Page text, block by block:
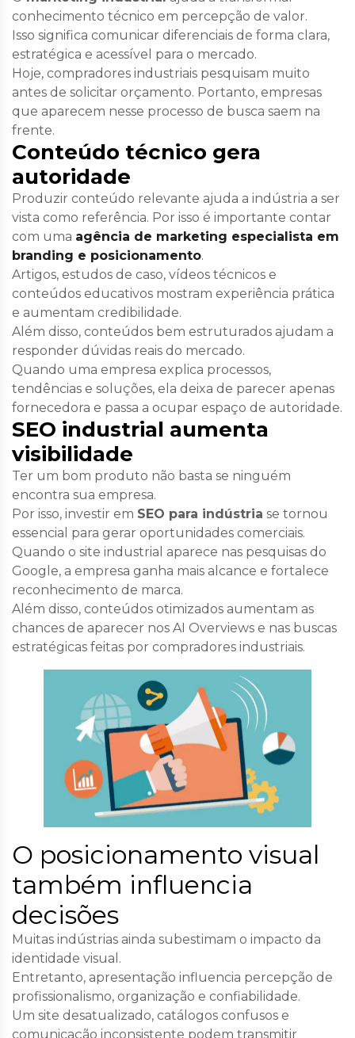
conhecimento técnico em percepção de valor.
Isso significa comunicar diferenciais de forma clara,
estratégica e acessível para o mercado.
Hoje, compradores industriais pesquisam muito
antes de solicitar orçamento. Portanto, empresas
que aparecem nesse processo de busca saem na
frente.
Conteúdo técnico gera
autoridade
Produzir conteúdo relevante ajuda a indústria a ser
vista como referência. Por isso é importante contar
com uma agência de marketing especialista em
branding e posicionamento.
Artigos, estudos de caso, vídeos técnicos e
conteúdos educativos mostram experiência prática
e aumentam credibilidade.
Além disso, conteúdos bem estruturados ajudam a
responder dúvidas reais do mercado.
Quando uma empresa explica processos,
tendências e soluções, ela deixa de parecer apenas
fornecedora e passa a ocupar espaço de autoridade.
SEO industrial aumenta
visibilidade
Ter um bom produto não basta se ninguém
encontra sua empresa.
Por isso, investir em SEO para indústria se tornou
essencial para gerar oportunidades comerciais.
Quando o site industrial aparece nas pesquisas do
Google, a empresa ganha mais alcance e fortalece
reconhecimento de marca.
Além disso, conteúdos otimizados aumentam as
chances de aparecer nos AI Overviews e nas buscas
estratégicas feitas por compradores industriais.
O posicionamento visual
também influencia
decisões
Muitas indústrias ainda subestimam o impacto da
identidade visual.
Entretanto, apresentação influencia percepção de
profissionalismo, organização e confiabilidade.
Um site desatualizado, catálogos confusos e
comunicação inconsistente podem transmitir